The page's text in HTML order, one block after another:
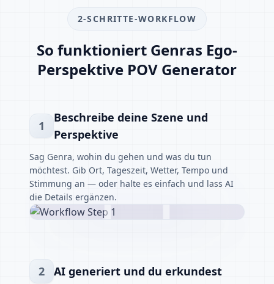
2-SCHRITTE-WORKFLOW
So funktioniert Genras Ego-
Perspektive POV Generator
1
Beschreibe deine Szene und
Perspektive
Sag Genra, wohin du gehen und was du tun
möchtest. Gib Ort, Tageszeit, Wetter, Tempo und
Stimmung an — oder halte es einfach und lass AI
die Details ergänzen.
2 AI generiert und du erkundest